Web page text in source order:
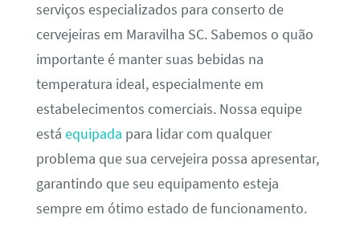
serviços especializados para conserto de
cervejeiras em Maravilha SC. Sabemos o quão
importante é manter suas bebidas na
temperatura ideal, especialmente em
estabelecimentos comerciais. Nossa equipe
está equipada para lidar com qualquer
problema que sua cervejeira possa apresentar,
garantindo que seu equipamento esteja
sempre em ótimo estado de funcionamento.